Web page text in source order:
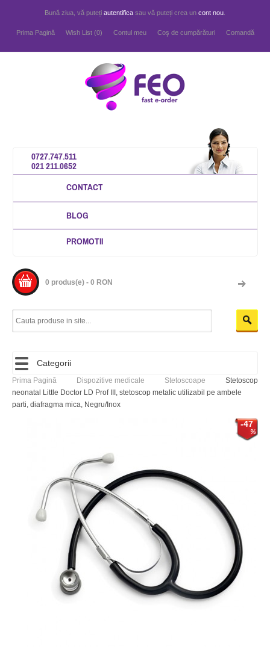
Bună ziua, vă puteți autentifica sau vă puteți crea un cont nou
Prima Pagină Wish List (0) Contul meu Coş de cumpărături Comandă
0727.747.511
021 211.0652
CONTACT
BLOG
PROMOTII
0 produs(e) - 0 RON
Categorii
Prima Pagină Dispozitive medicale Stetoscoape
Stetoscop
neonatal Little Doctor LD Prof III, stetoscop metalic utilizabil pe ambele
parti, diafragma mica, Negru/Inox
-47